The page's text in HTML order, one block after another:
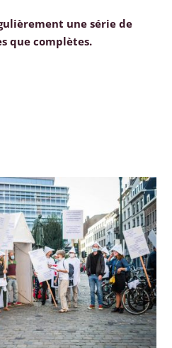
une série de
que complètes.